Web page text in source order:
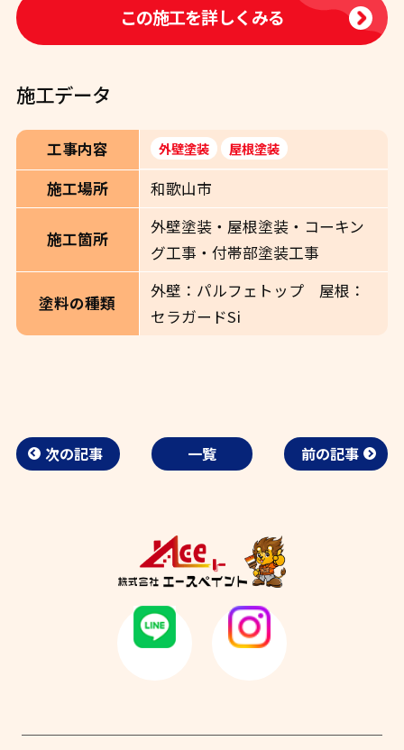
この施工を詳しくみる
施工データ
工事内容 外壁塗装 屋根塗装
施工場所 和歌山市
施工箇所
外壁塗装・屋根塗装・コーキン
グ工事・付帯部塗装工事
塗料の種類
外壁：パルフェトップ 屋根：
セラガードSi
次の記事 一覧 前の記事